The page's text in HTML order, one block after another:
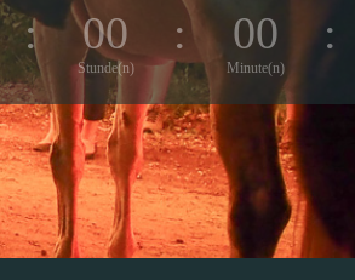
: 00
Stunde(n)
: 00
Minute(n)
: